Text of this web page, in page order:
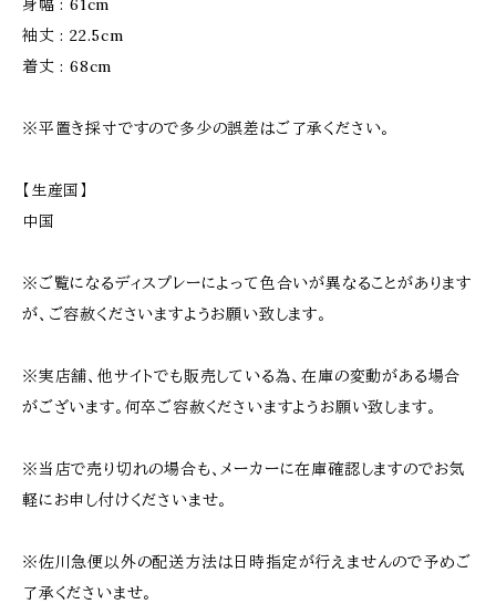
身幅 : 61cm
袖丈 : 22.5cm
着丈 : 68cm
※平置き採寸ですので多少の誤差はご了承ください。
【生産国】
中国
※ご覧になるディスプレーによって色合いが異なることがあります
が、ご容赦くださいますようお願い致します。
※実店舗、他サイトでも販売している為、在庫の変動がある場合
がございます。何卒ご容赦くださいますようお願い致します。
※当店で売り切れの場合も、メーカーに在庫確認しますのでお気
軽にお申し付けくださいませ。
※佐川急便以外の配送方法は日時指定が行えませんので予めご
了承くださいませ。